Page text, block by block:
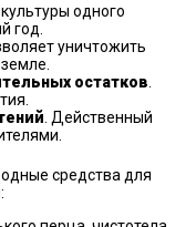
одного
год.
уничтожить
остатков
. Действенный
средства для